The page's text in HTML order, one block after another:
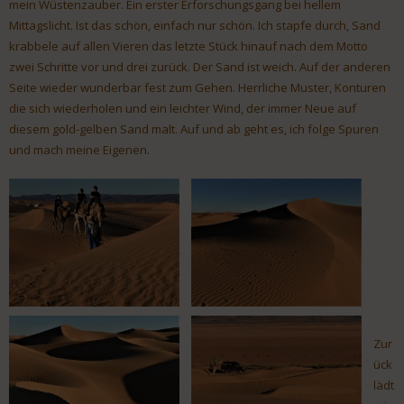
mein Wüstenzauber. Ein erster Erforschungsgang bei hellem
Mittagslicht. Ist das schön, einfach nur schön. Ich stapfe durch, Sand
krabbele auf allen Vieren das letzte Stück hinauf nach dem Motto
zwei Schritte vor und drei zurück. Der Sand ist weich. Auf der anderen
Seite wieder wunderbar fest zum Gehen. Herrliche Muster, Konturen
die sich wiederholen und ein leichter Wind, der immer Neue auf
diesem gold-gelben Sand malt. Auf und ab geht es, ich folge Spuren
und mach meine Eigenen.
Zur
ück
lädt